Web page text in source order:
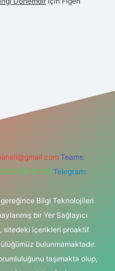
Teams:
606 0 726 Telegram:
gereğince Bilgi Teknolojileri
bir Yer Sağlayıcı
sitedeki içerikleri proaktif
bulunmamaktadır.
taşımakta olup,